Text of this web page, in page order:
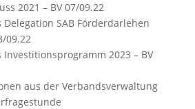
2021 – BV 07/09.22
Delegation SAB Förderdarlehen
09.22
Investitionsprogramm 2023 – BV
aus der Verbandsverwaltung